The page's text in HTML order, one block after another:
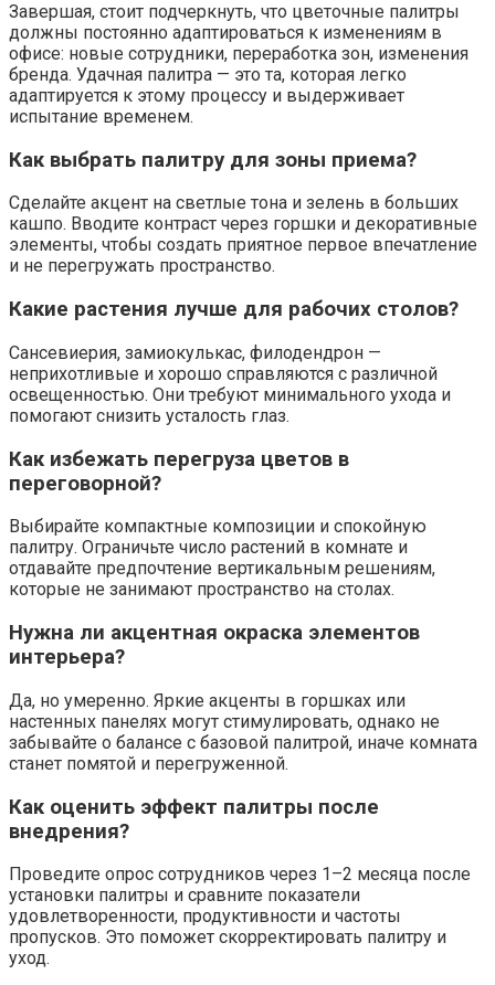
Завершая, стоит подчеркнуть, что цветочные палитры
должны постоянно адаптироваться к изменениям в
офисе: новые сотрудники, переработка зон, изменения
бренда. Удачная палитра — это та, которая легко
адаптируется к этому процессу и выдерживает
испытание временем.
Как выбрать палитру для зоны приема?
Сделайте акцент на светлые тона и зелень в больших
кашпо. Вводите контраст через горшки и декоративные
элементы, чтобы создать приятное первое впечатление
и не перегружать пространство.
Какие растения лучше для рабочих столов?
Сансевиерия, замиокулькас, филодендрон —
неприхотливые и хорошо справляются с различной
освещенностью. Они требуют минимального ухода и
помогают снизить усталость глаз.
Как избежать перегруза цветов в
переговорной?
Выбирайте компактные композиции и спокойную
палитру. Ограничьте число растений в комнате и
отдавайте предпочтение вертикальным решениям,
которые не занимают пространство на столах.
Нужна ли акцентная окраска элементов
интерьера?
Да, но умеренно. Яркие акценты в горшках или
настенных панелях могут стимулировать, однако не
забывайте о балансе с базовой палитрой, иначе комната
станет помятой и перегруженной.
Как оценить эффект палитры после
внедрения?
Проведите опрос сотрудников через 1–2 месяца после
установки палитры и сравните показатели
удовлетворенности, продуктивности и частоты
пропусков. Это поможет скорректировать палитру и
уход.